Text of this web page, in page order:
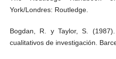
York/Londres: Routledge.
Bogdan, R. y Taylor, S.
cualitativos de investigación.